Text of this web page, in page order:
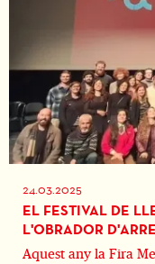
24.03.2025
EL FESTIVAL DE
L'OBRADOR
Aquest any la Fira